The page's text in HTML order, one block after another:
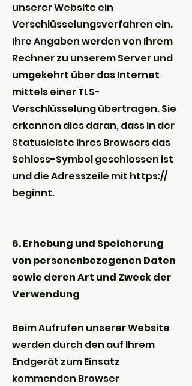
unserer Website ein
Verschlüsselungsverfahren ein.
Ihre Angaben werden von Ihrem
Rechner zu unserem Server und
umgekehrt über das Internet
mittels einer TLS-
Verschlüsselung übertragen. Sie
erkennen dies daran, dass in der
Statusleiste Ihres Browsers das
Schloss-Symbol geschlossen ist
und die Adresszeile mit https://
beginnt.
6. Erhebung und Speicherung
von personenbezogenen Daten
sowie deren Art und Zweck der
Verwendung
Beim Aufrufen unserer Website
werden durch den auf Ihrem
Endgerät zum Einsatz
kommenden Browser